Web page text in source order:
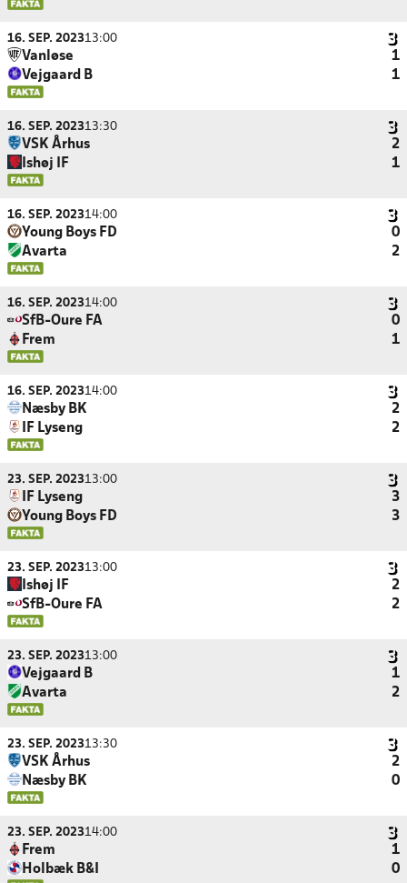
16. SEP. 202313:00
Vanløse
1
Vejgaard B
1
16. SEP. 202313:30
VSK Århus
2
Ishøj IF
1
16. SEP. 202314:00
Young Boys FD
0
Avarta
2
16. SEP. 202314:00
SfB-Oure FA
0
Frem
1
16. SEP. 202314:00
Næsby BK
2
IF Lyseng
2
23. SEP. 202313:00
IF Lyseng
3
Young Boys FD
3
23. SEP. 202313:00
Ishøj IF
2
SfB-Oure FA
2
23. SEP. 202313:00
Vejgaard B
1
Avarta
2
23. SEP. 202313:30
VSK Århus
2
Næsby BK
0
23. SEP. 202314:00
Frem
1
Holbæk B&I
0